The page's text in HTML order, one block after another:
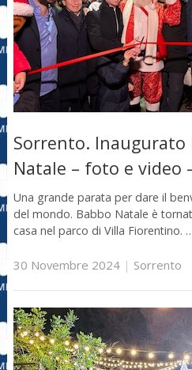
Sorrento. Inaugurato
Natale – foto e video
Una grande parata per dare il
del mondo. Babbo Natale è
casa nel parco di Villa Fiorentino.
30 Novembre 2024| Sorrento